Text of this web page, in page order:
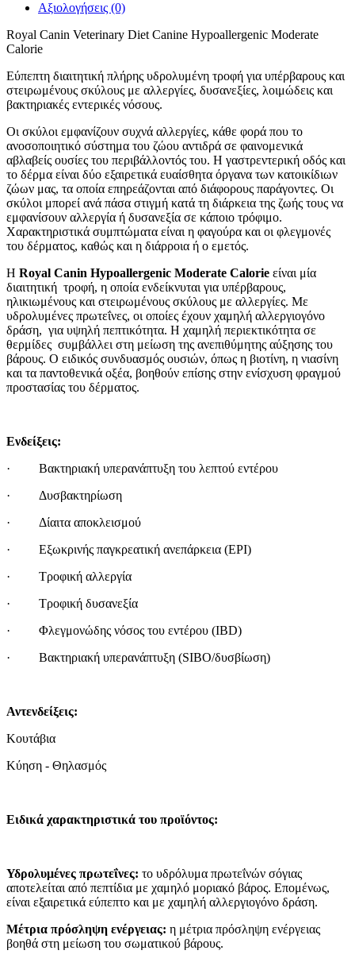
Αξιολογήσεις (0)
Royal Canin Veterinary Diet Canine Hypoallergenic Moderate
Calorie
Εύπεπτη διαιτητική πλήρης υδρολυμένη τροφή για υπέρβαρους και
στειρωμένους σκύλους με αλλεργίες, δυσανεξίες, λοιμώδεις και
βακτηριακές εντερικές νόσους.
Οι σκύλοι εμφανίζουν συχνά αλλεργίες, κάθε φορά που το
ανοσοποιητικό σύστημα του ζώου αντιδρά σε φαινομενικά
αβλαβείς ουσίες του περιβάλλοντός του. Η γαστρεντερική οδός και
το δέρμα είναι δύο εξαιρετικά ευαίσθητα όργανα των κατοικίδιων
ζώων μας, τα οποία επηρεάζονται από διάφορους παράγοντες. Οι
σκύλοι μπορεί ανά πάσα στιγμή κατά τη διάρκεια της ζωής τους να
εμφανίσουν αλλεργία ή δυσανεξία σε κάποιο τρόφιμο.
Χαρακτηριστικά συμπτώματα είναι η φαγούρα και οι φλεγμονές
του δέρματος, καθώς και η διάρροια ή ο εμετός.
Η Royal Canin Hypoallergenic Moderate Calorie είναι μία
διαιτητική τροφή, η οποία ενδείκνυται για υπέρβαρους,
ηλικιωμένους και στειρωμένους σκύλους με αλλεργίες. Με
υδρολυμένες πρωτεΐνες, οι οποίες έχουν χαμηλή αλλεργιογόνο
δράση, για υψηλή πεπτικότητα. Η χαμηλή περιεκτικότητα σε
θερμίδες συμβάλλει στη μείωση της ανεπιθύμητης αύξησης του
βάρους. Ο ειδικός συνδυασμός ουσιών, όπως η βιοτίνη, η νιασίνη
και τα παντοθενικά οξέα, βοηθούν επίσης στην ενίσχυση φραγμού
προστασίας του δέρματος.
Ενδείξεις:
· Βακτηριακή υπερανάπτυξη του λεπτού εντέρου
·
Δυσβακτηρίωση
·
Δίαιτα αποκλεισμού
· Εξωκρινής παγκρεατική ανεπάρκεια (EPI)
· Τροφική αλλεργία
· Τροφική δυσανεξία
· Φλεγμονώδης νόσος του εντέρου (IBD)
· Βακτηριακή υπερανάπτυξη (SIBO/δυσβίωση)
Αντενδείξεις:
Κουτάβια
Κύηση - Θηλασμός
Ειδικά χαρακτηριστικά του προϊόντος:
Υδρολυμένες πρωτεΐνες: το υδρόλυμα πρωτεΐνών σόγιας
αποτελείται από πεπτίδια με χαμηλό μοριακό βάρος. Επομένως,
είναι εξαιρετικά εύπεπτο και με χαμηλή αλλεργιογόνο δράση.
Μέτρια πρόσληψη ενέργειας: η μέτρια πρόσληψη ενέργειας
βοηθά στη μείωση του σωματικού βάρους.